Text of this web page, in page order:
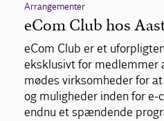
Arrangementer
eCom Club hos
eCom Club er et
eksklusivt for medlemmer
mødes virksomheder for
og muligheder inden for
endnu et spændende